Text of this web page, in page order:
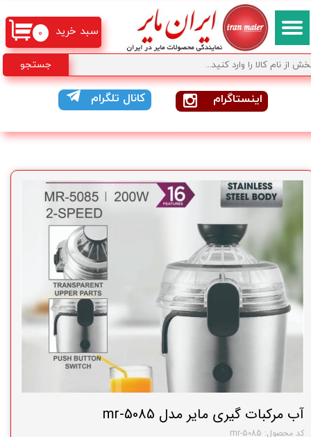
جستجو
کانال تلگرام اینستاگرام
۰ سبد خرید
آب مرکبات گیری مایر مدل mr-5085
کد محصول: mr-5085